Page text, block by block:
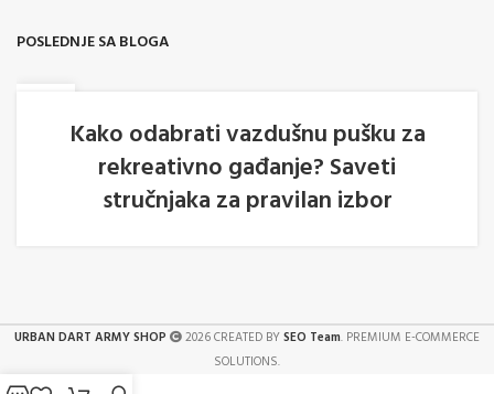
POSLEDNJE SA BLOGA
Kako odabrati vazdušnu pušku za
rekreativno gađanje? Saveti
stručnjaka za pravilan izbor
URBAN DART ARMY SHOP 2026 CREATED BYSEO Team. PREMIUM E-COMMERCE
SOLUTIONS.